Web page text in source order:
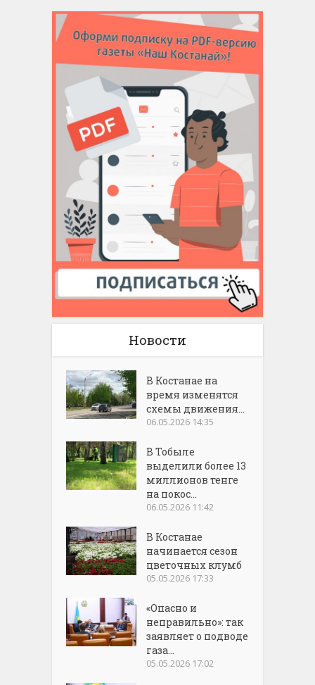
Новости
В Костанае на
время изменятся
схемы движения...
06.05.2026 14:35
В Тобыле
выделили более 13
миллионов тенге
на покос...
06.05.2026 11:42
В Костанае
начинается сезон
цветочных клумб
05.05.2026 17:33
«Опасно и
неправильно»: так
заявляет о подводе
газа...
05.05.2026 17:02